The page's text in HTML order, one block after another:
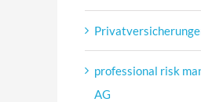
professional risk
AG